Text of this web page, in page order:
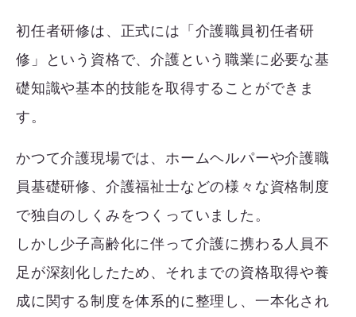
初任者研修は、正式には「介護職員初任者研
修」という資格で、介護という職業に必要な基
礎知識や基本的技能を取得することができま
す。
かつて介護現場では、ホームヘルパーや介護職
員基礎研修、介護福祉士などの様々な資格制度
で独自のしくみをつくっていました。
しかし少子高齢化に伴って介護に携わる人員不
足が深刻化したため、それまでの資格取得や養
成に関する制度を体系的に整理し、一本化され